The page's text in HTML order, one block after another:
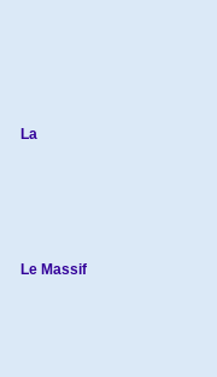
La
Le Massif